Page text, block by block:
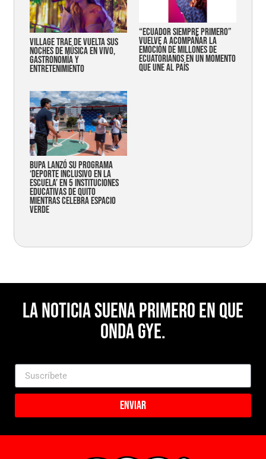
Village trae de vuelta sus
noches de música en vivo,
gastronomía y
entretenimiento
“Ecuador siempre primero”
vuelve a acompañar la
emoción de millones de
ecuatorianos en un momento
que une al país
Bupa lanzó su programa
‘Deporte Inclusivo en la
Escuela’ en 5 instituciones
educativas de Quito
mientras celebra espacio
verde
La noticia suena primero en Que
Onda Gye.
Enviar